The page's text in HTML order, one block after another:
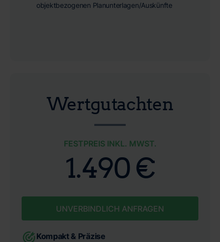
Wertgutachten
FESTPREIS INKL. MWST.
1.490 €
UNVERBINDLICH ANFRAGEN
Kompakt & Präzise
objektbezogenen Planunterlagen/Auskünfte